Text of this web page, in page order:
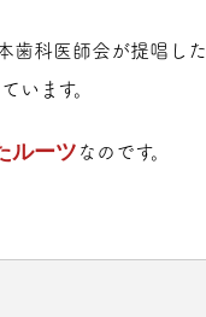
歯科医師会が提唱した
います。
ルーツ なのです。